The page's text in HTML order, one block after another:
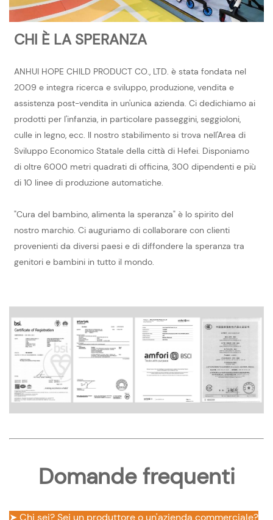
CHI È LA SPERANZA
ANHUI HOPE CHILD PRODUCT CO., LTD. è stata fondata nel
2009 e integra ricerca e sviluppo, produzione, vendita e
assistenza post-vendita in un'unica azienda. Ci dedichiamo ai
prodotti per l'infanzia, in particolare passeggini, seggioloni,
culle in legno, ecc. Il nostro stabilimento si trova nell'Area di
Sviluppo Economico Statale della città di Hefei. Disponiamo
di oltre 6000 metri quadrati di officina, 300 dipendenti e più
di 10 linee di produzione automatiche.
"Cura del bambino, alimenta la speranza" è lo spirito del
nostro marchio. Ci auguriamo di collaborare con clienti
provenienti da diversi paesi e di diffondere la speranza tra
genitori e bambini in tutto il mondo.
Domande frequenti
➤ Chi sei? Sei un produttore o un'azienda commerciale?